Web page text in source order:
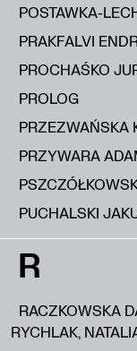
POSTAWKA-
PRAKFALVI
PROCHAŚKO
PROLOG
PRZEZWAŃSKA
PRZYWARA
PUCHALSKI
R
RACZKOWSKA
RYCHLAK,